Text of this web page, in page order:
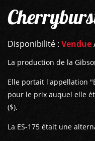
Disponibilité : Vendue
La production de la
Elle portait l'appellation
pour le prix auquel elle
($).
La ES-175 était une